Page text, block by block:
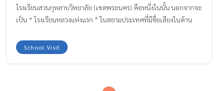
โรงเรียนสวนกุหลาบวิทยาลัย (เขตพระนคร) คือหนึ่งในนั้น นอกจากจะ
เป็น “ โรงเรียนหลวงแห่งแรก ” ในสยามประเทศที่มีชื่อเสียงในด้าน
ปัจจุบัน อีกทั้งยังทรงคุณค่าในด้านประวัติศาสตร์ การสืบสานประเพณี
อันงดงาม สถาปัตยกรรมมรดกของชาติ และในปี พ.ศ. 2567 ยังครอง
School Visit